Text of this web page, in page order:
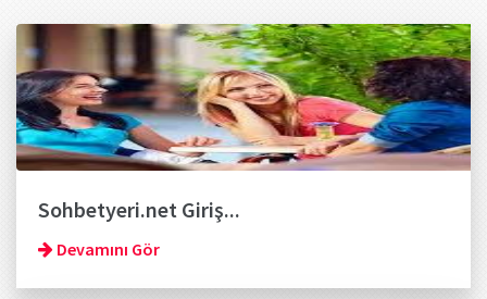
Sohbetyeri.net Giriş...
Devamını Gör